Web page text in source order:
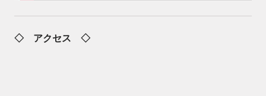
◇ アクセス ◇